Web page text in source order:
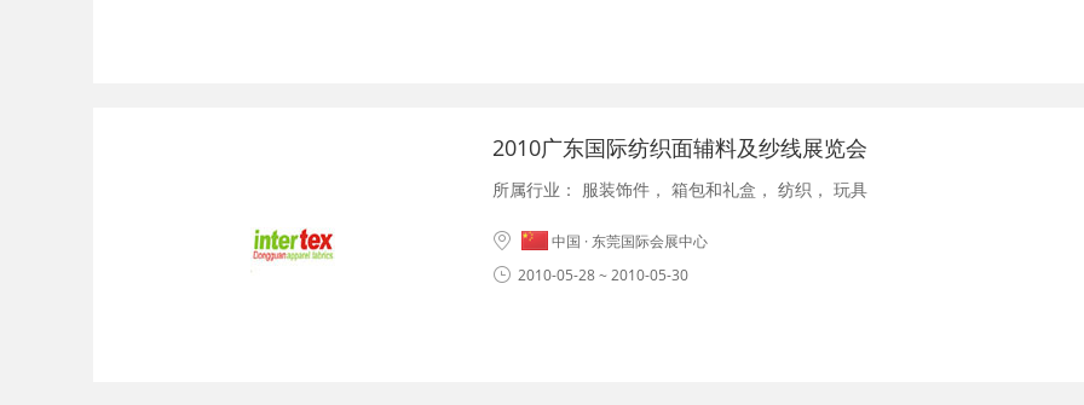
2010广东国际纺织面辅料及纱线展览会
所属行业： 服装饰件 ， 箱包和礼盒 ， 纺织 ， 玩具
中国 · 东莞国际会展中心
2010-05-28 ~ 2010-05-30